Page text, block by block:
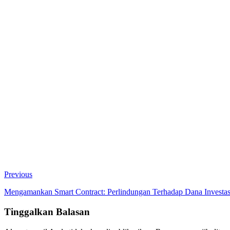
Previous
Mengamankan Smart Contract: Perlindungan Terhadap Dana
Tinggalkan Balasan